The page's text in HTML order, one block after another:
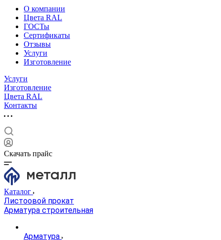
О компании
Цвета RAL
ГОСТы
Сертификаты
Отзывы
Услуги
Изготовление
Услуги
Изготовление
Цвета RAL
Контакты
Скачать прайс
Каталог
Листоовой прокат
Арматура строительная
Арматура